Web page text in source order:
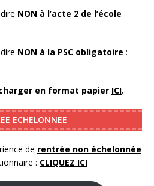
NON à l’acte 2 de l’école
NON à la PSC obligatoire :
en format papier ICI.
ECHELONNEE
de rentrée non échelonnée
: CLIQUEZ ICI